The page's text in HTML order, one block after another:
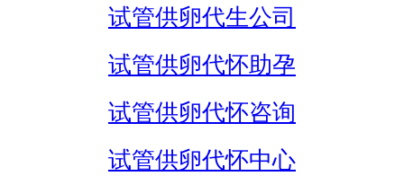
试管供卵代生公司
试管供卵代怀助孕
试管供卵代怀咨询
试管供卵代怀中心